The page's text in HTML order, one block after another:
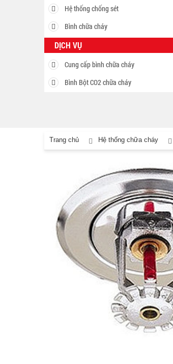
Hệ thống chống sét
Bình chữa cháy
DỊCH VỤ
Cung cấp bình chữa cháy
Bình Bột CO2 chữa cháy
Trang chủ Hệ thống chữa cháy